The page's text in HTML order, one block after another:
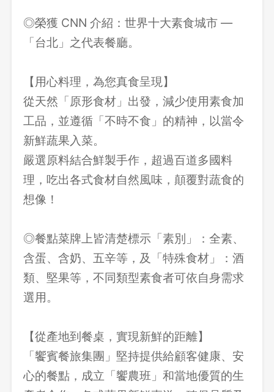
◎榮獲 CNN 介紹：世界十大素食城市 —
「台北」之代表餐廳。
【用心料理，為您真食呈現】
從天然「原形食材」出發，減少使用素食加
工品，並遵循「不時不食」的精神，以當令
新鮮蔬果入菜。
嚴選原料結合鮮製手作，超過百道多國料
理，吃出各式食材自然風味，顛覆對蔬食的
想像！
◎餐點菜牌上皆清楚標示「素別」：全素、
含蛋、含奶、五辛等，及「特殊食材」：酒
類、堅果等，不同類型素食者可依自身需求
選用。
【從產地到餐桌，實現新鮮的距離】
「饗賓餐旅集團」堅持提供給顧客健康、安
心的餐點，成立「饗農班」和當地優質的生